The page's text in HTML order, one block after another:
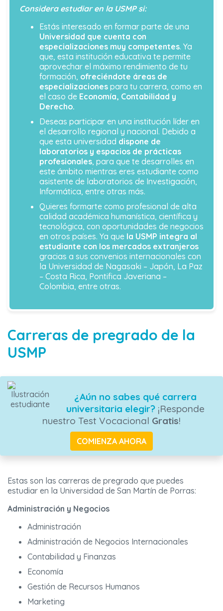
Considera estudiar en la USMP si:
Estás interesado en formar parte de una
Universidad que cuenta con
especializaciones muy competentes. Ya
que, esta institución educativa te permite
aprovechar el máximo rendimiento de tu
formación, ofreciéndote áreas de
especializaciones para tu carrera, como en
el caso de Economía, Contabilidad y
Derecho.
Deseas participar en una institución líder en
el desarrollo regional y nacional. Debido a
que esta universidad dispone de
laboratorios y espacios de prácticas
profesionales, para que te desarrolles en
este ámbito mientras eres estudiante como
asistente de laboratorios de Investigación,
Informática, entre otras más.
Quieres formarte como profesional de alta
calidad académica humanística, científica y
tecnológica, con oportunidades de negocios
en otros países. Ya que la USMP integra al
estudiante con los mercados extranjeros
gracias a sus convenios internacionales con
la Universidad de Nagasaki – Japón, La Paz
– Costa Rica, Pontifica Javeriana –
Colombia, entre otras.
Carreras de pregrado de la
USMP
¿Aún no sabes qué carrera
universitaria elegir?¡Responde
nuestro Test Vocacional Gratis!
COMIENZA AHORA
Estas son las carreras de pregrado que puedes
estudiar en la Universidad de San Martín de Porras:
Administración y Negocios
Administración
Administración de Negocios Internacionales
Contabilidad y Finanzas
Economía
Gestión de Recursos Humanos
Marketing